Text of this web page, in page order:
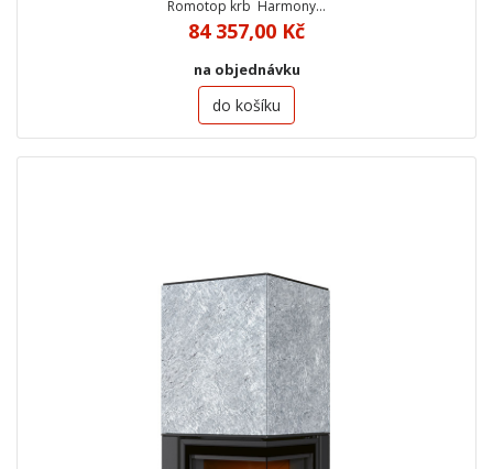
Romotop krb Harmony…
84 357,00 Kč
na objednávku
do košíku